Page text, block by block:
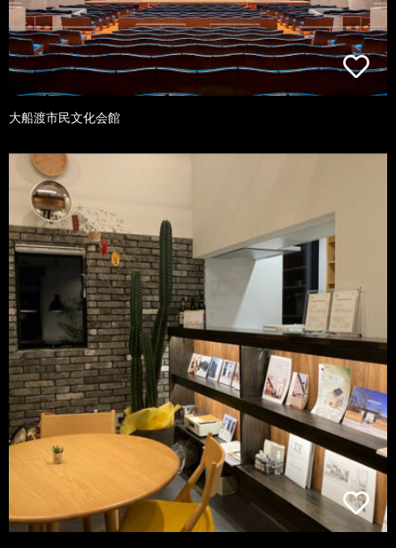
大船渡市民文化会館